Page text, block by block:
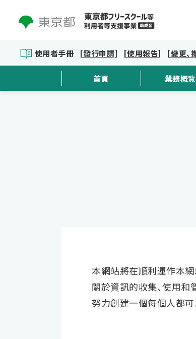
使用者手冊 [發行申請] [使用報告] [變更、
首頁 業務概覽
本網站將在順利運作本
關於資訊的收集、使用和
努力創建一個每個人都可